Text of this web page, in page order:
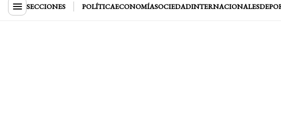
SECCIONES POLÍTICAECONOMÍASOCIEDADINTERNACIONALES